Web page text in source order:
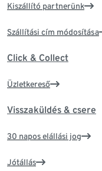
Kiszállító partnerünk
Szállítási cím módosítása
Click & Collect
Üzletkereső
Visszaküldés & csere
30 napos elállási jog
Jótállás